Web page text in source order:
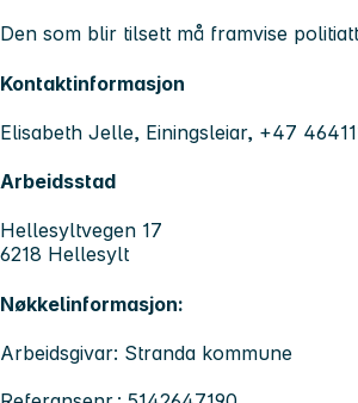
Den som blir tilsett må framvise
Kontaktinformasjon
Elisabeth Jelle, Einingsleiar, +47
Arbeidsstad
Hellesyltvegen 17
6218 Hellesylt
Nøkkelinformasjon:
Arbeidsgivar: Stranda kommune